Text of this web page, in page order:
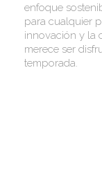
enfoque
para cualquier
innovación y la
merece ser
temporada.